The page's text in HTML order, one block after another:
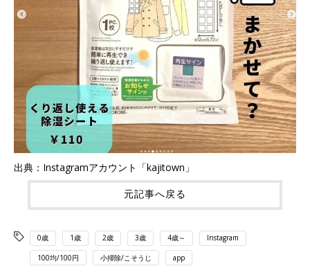
出典：Instagramアカウント「kajitown」
元記事へ戻る
0歳 1歳 2歳 3歳 4歳～ Instagram
100均/100円 小掃除/こそうじ app